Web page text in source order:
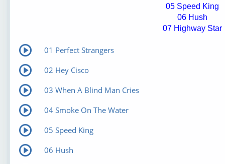
05 Speed King
06 Hush
07 Highway Star
01 Perfect Strangers
02 Hey Cisco
03 When A Blind Man Cries
04 Smoke On The Water
05 Speed King
06 Hush